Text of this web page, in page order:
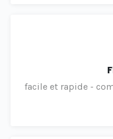
facile et rapide -